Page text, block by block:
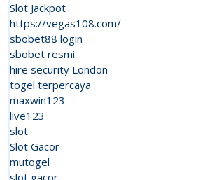
Slot Jackpot
https://vegas108.com/
sbobet88 login
sbobet resmi
hire security London
togel terpercaya
maxwin123
live123
slot
Slot Gacor
mutogel
slot gacor